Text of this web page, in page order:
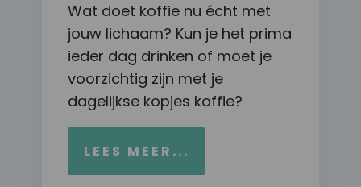
Wat doet koffie nu écht met
jouw lichaam? Kun je het prima
ieder dag drinken of moet je
voorzichtig zijn met je
dagelijkse kopjes koffie?
LEES MEER...